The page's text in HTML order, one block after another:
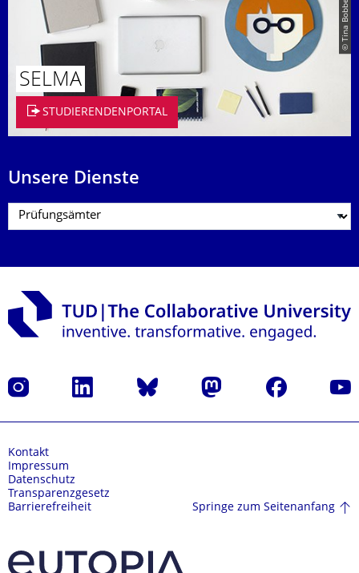
SELMA
STUDIERENDENPORTAL
Unsere Dienste
Instagram LinkedIn Bluesky Mastodon Facebook
Kontakt
Impressum
Datenschutz
Transparenzgesetz
Barrierefreiheit
Springe zum Seitenanfang